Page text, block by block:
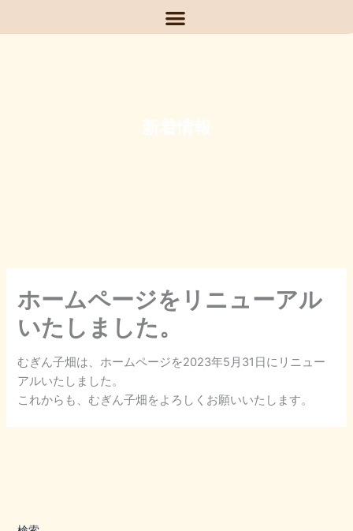
ホームページをリニューアル
いたしました。
むぎん子畑は、ホームページを2023年5月31日にリニュー
アルいたしました。
これからも、むぎん子畑をよろしくお願いいたします。